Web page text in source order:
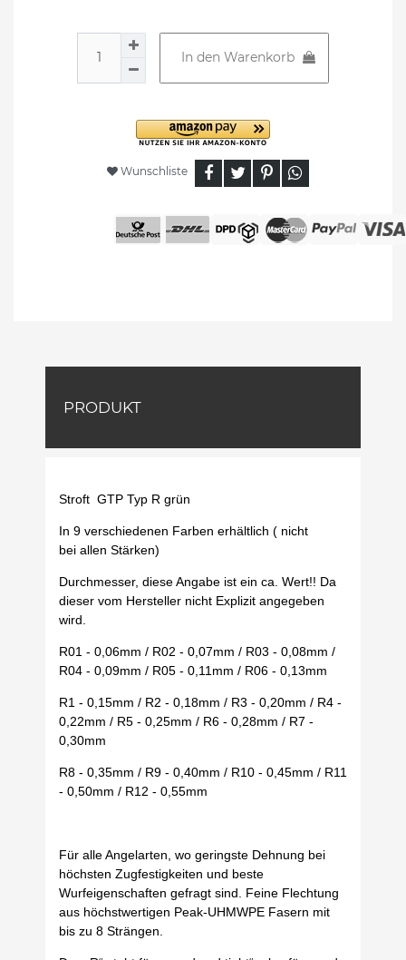
In den Warenkorb
Wunschliste
PRODUKT
Stroft GTP Typ R grün
In 9 verschiedenen Farben erhältlich ( nicht
bei allen Stärken)
Durchmesser, diese Angabe ist ein ca. Wert!! Da
dieser vom Hersteller nicht Explizit angegeben
wird.
R01 - 0,06mm / R02 - 0,07mm / R03 - 0,08mm /
R04 - 0,09mm / R05 - 0,11mm / R06 - 0,13mm
R1 - 0,15mm / R2 - 0,18mm / R3 - 0,20mm / R4 -
0,22mm / R5 - 0,25mm / R6 - 0,28mm / R7 -
0,30mm
R8 - 0,35mm / R9 - 0,40mm / R10 - 0,45mm / R11
- 0,50mm / R12 - 0,55mm
Für alle Angelarten, wo geringste Dehnung bei
höchsten Zugfestigkeiten und beste
Wurfeigenschaften gefragt sind. Feine Flechtung
aus höchstwertigen Peak-UHMWPE Fasern mit
bis zu 8 Strängen.